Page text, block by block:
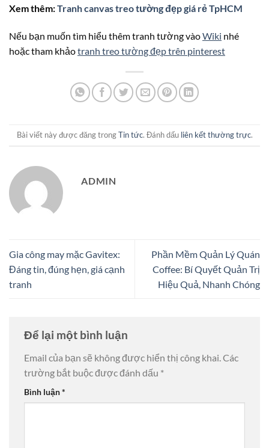
Xem thêm:Tranh canvas treo tường đẹp giá rẻ TpHCM
Nếu bạn muốn tìm hiểu thêm tranh tường vàoWiki nhé
hoặc tham khảotranh treo tường đẹp trên pinterest
Bài viết này được đăng trongTin tức. Đánh dấu liên kết thường trực.
ADMIN
Gia công may mặc Gavitex:
Đáng tin, đúng hẹn, giá cạnh
tranh
Phần Mềm Quản Lý Quán
Coffee: Bí Quyết Quản Trị
Hiệu Quả, Nhanh Chóng
Để lại một bình luận
Email của bạn sẽ không được hiển thị công khai.Các
trường bắt buộc được đánh dấu *
Bình luận*